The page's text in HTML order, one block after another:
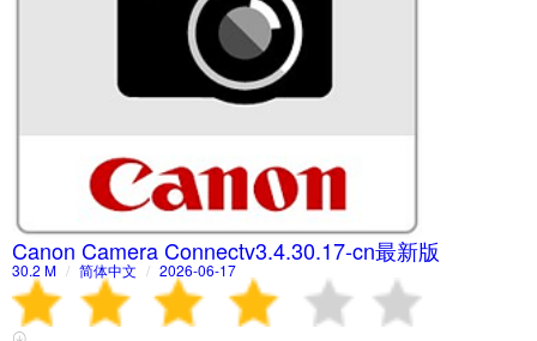
Canon Camera Connectv3.4.30.17-cn最新版
30.2 M / 简体中文 / 2026-06-17